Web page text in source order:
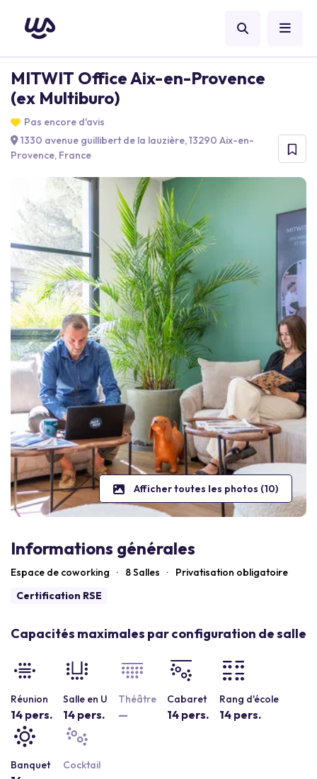
MITWIT Office Aix-en-Provence
(ex Multiburo)
Pas encore d'avis
1330 avenue guillibert de la lauzière, 13290 Aix-en-
Provence, France
Afficher toutes les photos (10)
Informations générales
Espace de coworking · 8 Salles ·
Privatisation obligatoire
Certification RSE
Capacités maximales par configuration de salle
Réunion
14 pers.
Salle en U
14 pers.
Théâtre
—
Cabaret
14 pers.
Rang d'école
14 pers.
Banquet Cocktail